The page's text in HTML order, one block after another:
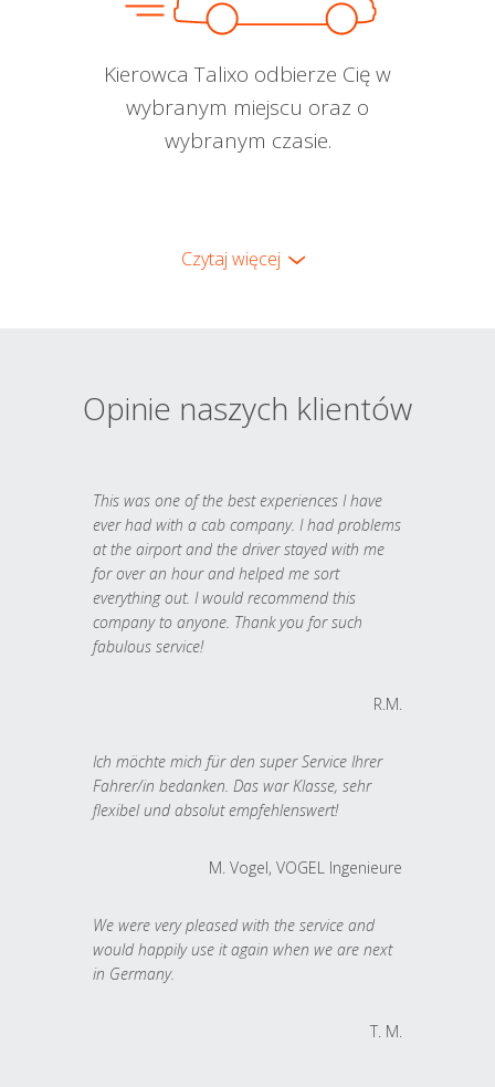
Kierowca Talixo odbierze Cię w
wybranym miejscu oraz o
wybranym czasie.
Czytaj więcej
Opinie naszych klientów
This was one of the best experiences I have
ever had with a cab company. I had problems
at the airport and the driver stayed with me
for over an hour and helped me sort
everything out. I would recommend this
company to anyone. Thank you for such
fabulous service!
R.M.
Ich möchte mich für den super Service Ihrer
Fahrer/in bedanken. Das war Klasse, sehr
flexibel und absolut empfehlenswert!
M. Vogel, VOGEL Ingenieure
We were very pleased with the service and
would happily use it again when we are next
in Germany.
T. M.